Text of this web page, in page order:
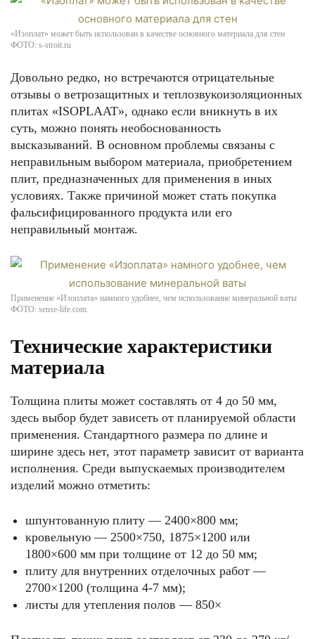
«Изоплат» может быть использован в качестве основного материала для стен
ФОТО: s-stroit.ru
Довольно редко, но встречаются отрицательные
отзывы о ветрозащитных и теплозвукоизоляционных
плитах «ISOPLAAT», однако если вникнуть в их
суть, можно понять необоснованность
высказываний. В основном проблемы связаны с
неправильным выбором материала, приобретением
плит, предназначенных для применения в иных
условиях. Также причиной может стать покупка
фальсифицированного продукта или его
неправильный монтаж.
Применение «Изоплата» намного удобнее, чем использование минеральной ваты
ФОТО: sense-life.com
Технические характеристики
материала
Толщина плиты может составлять от 4 до 50 мм,
здесь выбор будет зависеть от планируемой области
применения. Стандартного размера по длине и
ширине здесь нет, этот параметр зависит от варианта
исполнения. Среди выпускаемых производителем
изделий можно отметить:
шпунтованную плиту — 2400×800 мм;
кровельную — 2500×750, 1875×1200 или
1800×600 мм при толщине от 12 до 50 мм;
плиту для внутренних отделочных работ —
2700×1200 (толщина 4-7 мм);
листы для утепления полов — 850×